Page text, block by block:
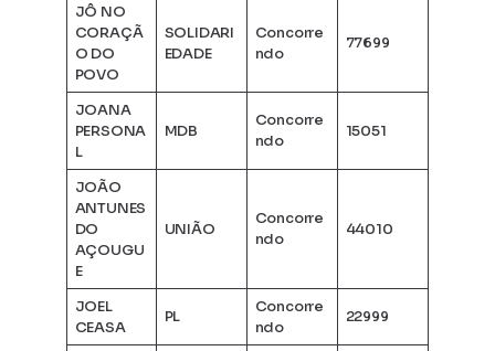
JÔ NO
CORAÇÃ
O DO
POVO
SOLIDARI
EDADE
Concorre
ndo
77699
JOANA
PERSONA
L
MDB
Concorre
ndo
15051
JOÃO
ANTUNES
DO
AÇOUGU
E
UNIÃO
Concorre
ndo
44010
JOEL
CEASA
PL
Concorre
ndo
22999